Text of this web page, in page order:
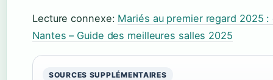
Lecture connexe: Mariés au premier regard 2025
Nantes – Guide des meilleures salles 2025
SOURCES SUPPLÉMENTAIRES